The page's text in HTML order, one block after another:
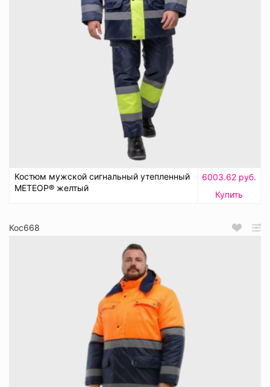
Костюм мужской сигнальный утепленный
МЕТЕОР® желтый
6003.62 руб.
Купить
Кос668